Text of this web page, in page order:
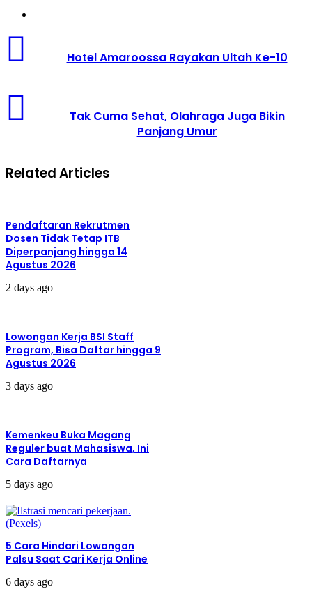
Rayakan
Hotel Amaroossa Rayakan Ultah Ke-10
Sehat,
Panjang
Tak Cuma Sehat, Olahraga Juga Bikin
Panjang Umur
Related Articles
Pendaftaran Rekrutmen
Dosen Tidak Tetap ITB
Diperpanjang hingga 14
Agustus 2026
2 days ago
Lowongan Kerja BSI Staff
Program, Bisa Daftar hingga 9
Agustus 2026
3 days ago
Kemenkeu Buka Magang
Reguler buat Mahasiswa, Ini
Cara Daftarnya
5 days ago
5 Cara Hindari Lowongan
Palsu Saat Cari Kerja Online
6 days ago